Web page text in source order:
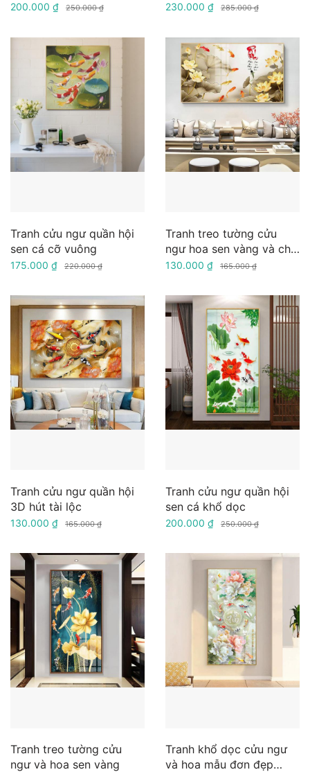
200.000 ₫ 250.000 ₫ 230.000 ₫ 285.000 ₫
Tranh cửu ngư quần hội
sen cá cỡ vuông
175.000 ₫ 220.000 ₫
Tranh treo tường cửu
ngư hoa sen vàng và chữ
Phúc
130.000 ₫ 165.000 ₫
Tranh cửu ngư quần hội
3D hút tài lộc
130.000 ₫ 165.000 ₫
Tranh cửu ngư quần hội
sen cá khổ dọc
200.000 ₫ 250.000 ₫
Tranh treo tường cửu
ngư và hoa sen vàng
Tranh khổ dọc cửu ngư
và hoa mẫu đơn đẹp